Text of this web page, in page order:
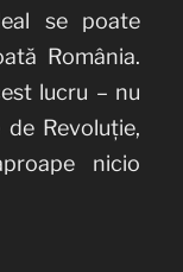
se poate
România.
lucru – nu
Revoluție,
nicio